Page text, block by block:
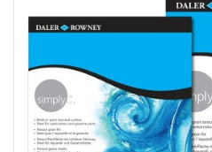
Dessin & arts graphiques
Cartons mousse & plume
Loisirs Créatifs